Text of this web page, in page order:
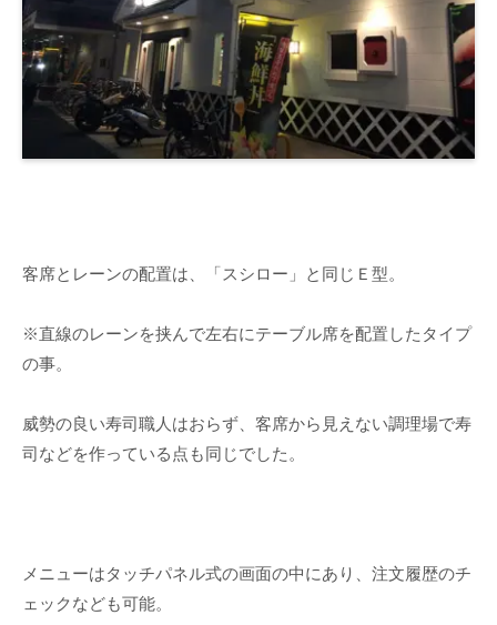
客席とレーンの配置は、「スシロー」と同じＥ型。
※直線のレーンを挟んで左右にテーブル席を配置したタイプ
の事。
威勢の良い寿司職人はおらず、客席から見えない調理場で寿
司などを作っている点も同じでした。
メニューはタッチパネル式の画面の中にあり、注文履歴のチ
ェックなども可能。